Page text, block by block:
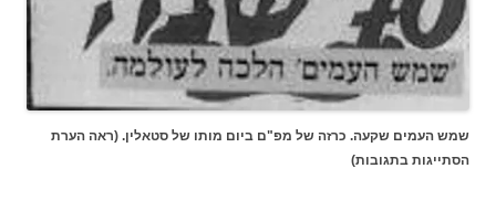
שמש העמים שקעה. כרזה של מפ"ם ביום מותו של סטאלין. (ראה הערת
הסתייגות בתגובות)